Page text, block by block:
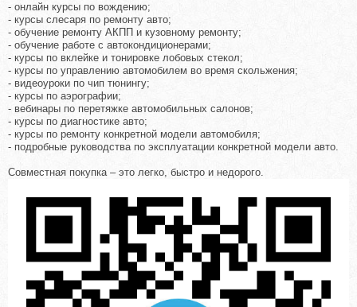
- онлайн курсы по вождению;
- курсы слесаря по ремонту авто;
- обучение ремонту АКПП и кузовному ремонту;
- обучение работе с автокондиционерами;
- курсы по вклейке и тонировке лобовых стекол;
- курсы по управлению автомобилем во время скольжения;
- видеоуроки по чип тюнингу;
- курсы по аэрографии;
- вебинары по перетяжке автомобильных салонов;
- курсы по диагностике авто;
- курсы по ремонту конкретной модели автомобиля;
- подробные руководства по эксплуатации конкретной модели авто.
Совместная покупка – это легко, быстро и недорого.